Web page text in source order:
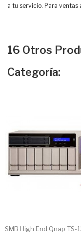
a tu servicio. Para ventas
16 Otros
Categoría:
SMB High End Qnap TS-